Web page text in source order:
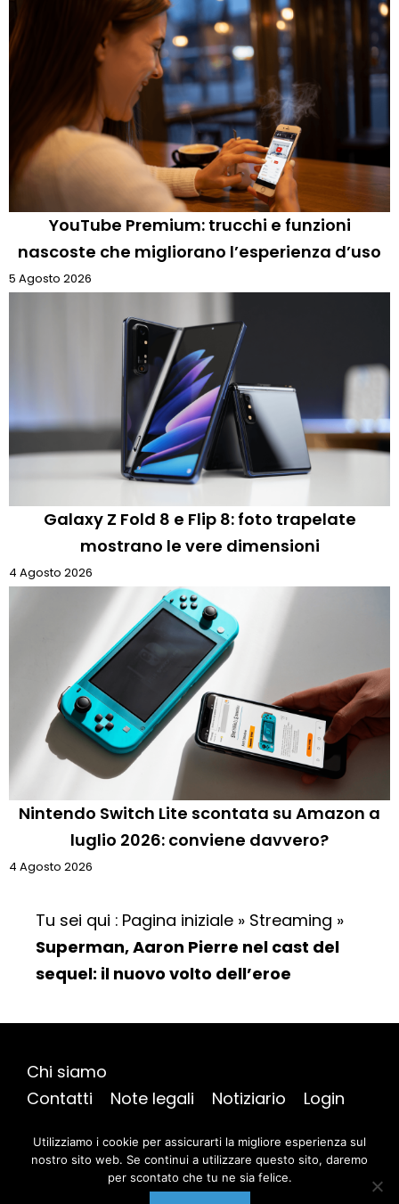
YouTube Premium: trucchi e funzioni
nascoste che migliorano l’esperienza d’uso
5 Agosto 2026
Galaxy Z Fold 8 e Flip 8: foto trapelate
mostrano le vere dimensioni
4 Agosto 2026
Nintendo Switch Lite scontata su Amazon a
luglio 2026: conviene davvero?
4 Agosto 2026
Tu sei qui : Pagina iniziale » Streaming »
Superman, Aaron Pierre nel cast del
sequel: il nuovo volto dell’eroe
Chi siamo
Contatti
Note legali Notiziario
Login
@ 2026 | Tutti i diritti riservati |
Utilizziamo i cookie per assicurarti la migliore esperienza sul
nostro sito web. Se continui a utilizzare questo sito, daremo
per scontato che tu ne sia felice.